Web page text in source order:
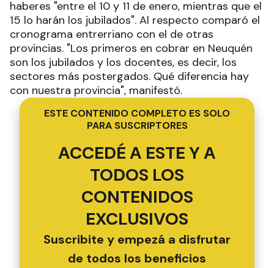
haberes "entre el 10 y 11 de enero, mientras que el
15 lo harán los jubilados". Al respecto comparó el
cronograma entrerriano con el de otras
provincias. "Los primeros en cobrar en Neuquén
son los jubilados y los docentes, es decir, los
sectores más postergados. Qué diferencia hay
con nuestra provincia", manifestó.
ESTE CONTENIDO COMPLETO ES SOLO
PARA SUSCRIPTORES
ACCEDÉ A ESTE Y A
TODOS LOS
CONTENIDOS
EXCLUSIVOS
Suscribite y empezá a disfrutar
de todos los beneficios